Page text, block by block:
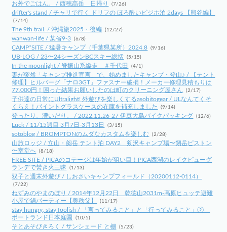
お外でごはん。 / 西穂高岳 日帰り (7/26)
drifter's stand / チャリで行く ドリフの ほろ酔いビジホ泊 2days 【熊谷編】
(7/14)
The 9th trail. / 沖縄旅2025・後編 (12/27)
wanwan-life / 某省9-3 (6/8)
CAMP*SITE / 猛暑キャンプ（千葉県某所）2024.8 (9/16)
UB-LOG / 23〜24シーズンBCスキー総括 (5/15)
In the moonlight / 脊振山系縦走 ＃千代田 (4/1)
妻が突然「キャンプ推進宣言」で、始めましたキャンプ・登山♪ / 【テント
修理】ヒルバーグ「ナロ3GT」ファスナー破損！メーカー修理見積もりは
77,000円！困った結果お願いしたのは町のクリーニング屋さん
(2/17)
子供達の日常にUltralight! 外遊びを楽しくするasobitogear / ULなんてくそ
くらえ！パイントグラスケースの在庫を補充しました
(9/14)
登ったり、漕いだり。 / 2022.11.26-27 伊豆大島バイクパッキング (12/6)
Luck / 11/15週目 3月7日-3月13日 (3/15)
sotoblog / BROMPTONのムダなカスタムを楽しむ (2/28)
山旅ロッジ / 立山・劔岳 テント泊 DAY2 剱沢キャンプ場〜剱岳ピストン
〜室堂へ (8/18)
FREE SITE / PICAのコテージは年始が狙い目！PICA西湖のレイクビューグ
ランデで焚き火三昧
(1/13)
双子と週末外遊び / しおさいキャンプフィールド（20200112-0114）
(7/22)
ねずみのやまのぼり / 2014年12月22日 乾徳山2031m-高原ヒュッテ避難
小屋で鍋パーティー【奥秩父】
(11/17)
stay hungry, stay foolish / 「言ってみること」と「行ってみること」②
ポートランド日本庭園
(10/5)
そとあそびきろく / サンシェード と棚 (5/23)